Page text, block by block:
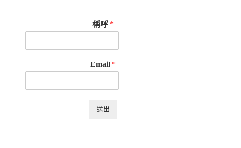
稱呼 *
Email *
送出